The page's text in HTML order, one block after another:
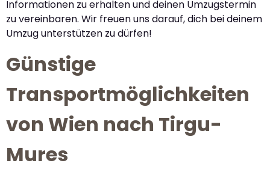
Informationen zu erhalten und deinen Umzugstermin
zu vereinbaren. Wir freuen uns darauf, dich bei deinem
Umzug unterstützen zu dürfen!
Günstige
Transportmöglichkeiten
von Wien nach Tirgu-
Mures